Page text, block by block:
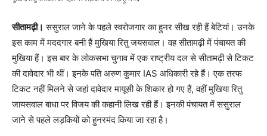
सीतामढ़ी। ससुराल जाने के पहले स्वरोजगार का हुनर सीख रही हैं बेटियां। उनके
इस काम में मददगार बनी हैं मुखिया रितु जयसवाल। वह सीतामढ़ी में पंचायत की
मुखिया हैं। इस बार के लोकसभा चुनाव में एक राष्ट्रीय दल से सीतामढ़ी से टिकट
की दावेदार भी थीं। इनके पति अरुण कुमार IAS अधिकारी रहे हैं। एक तरफ
टिकट नहीं मिलने से जहां दावेदार मायूसी के शिकार हो गए हैं, वहीं मुखिया रितु
जायसवाल बाधा पर विजय की कहानी लिख रही हैं। इनकी पंचायत में ससुराल
जाने से पहले लड़कियों को हुनरमंद किया जा रहा है।